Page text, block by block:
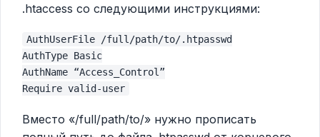
.htaccess со следующими инструкциями:
AuthUserFile /full/path/to/.htpasswd
AuthType Basic
AuthName “Access_Control”
Require valid-user
Вместо «/full/path/to/» нужно прописать